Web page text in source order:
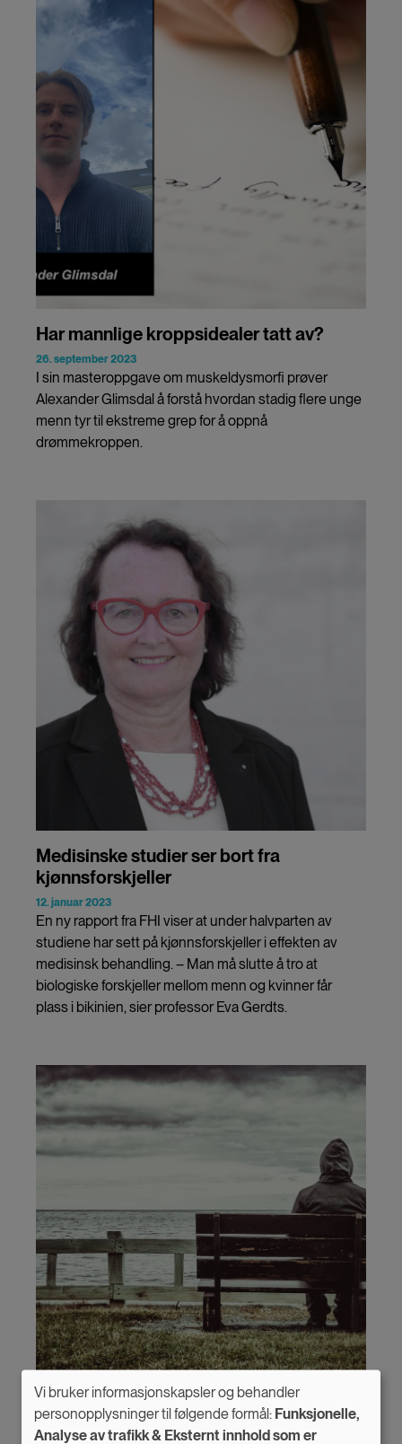
Har mannlige kroppsidealer tatt av?
26. september 2023
I sin masteroppgave om muskeldysmorfi prøver
Alexander Glimsdal å forstå hvordan stadig flere unge
menn tyr til ekstreme grep for å oppnå
drømmekroppen.
Medisinske studier ser bort fra
kjønnsforskjeller
12. januar 2023
En ny rapport fra FHI viser at under halvparten av
studiene har sett på kjønnsforskjeller i effekten av
medisinsk behandling. – Man må slutte å tro at
biologiske forskjeller mellom menn og kvinner får
plass i bikinien, sier professor Eva Gerdts.
Derfor dør flere menn i selvmord
Use
Vi bruker informasjonskapsler og behandler
personopplysninger til følgende formål: Funksjonelle,
Analyse av trafikk & Eksternt innhold som er